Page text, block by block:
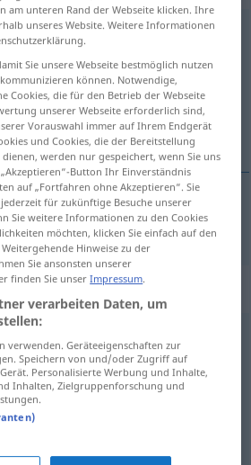
anklicken/antippen)
MIL
für "halt"
am unteren Rand der Webseite klicken. Ihre
unseres Website. Weitere Informationen
Sie unsere Webseite bestmöglich nutzen
können. Notwendige,
Cookies, die für den Betrieb der Webseite
unserer Webseite erforderlich sind,
Vorauswahl immer auf Ihrem Endgerät
und Cookies, die der Bereitstellung
werden nur gespeichert, wenn Sie uns
Button Ihr Einverständnis
auf „Fortfahren ohne Akzeptieren“. Sie
für zukünftige Besuche unserer
Sie weitere Informationen zu den Cookies
möchten, klicken Sie einfach auf den
Hinweise zu der
Sie ansonsten unserer
finden Sie unserImpressum.
verarbeiten Daten, um
verwenden. Geräteeigenschaften zur
Speichern von und/oder Zugriff auf
Personalisierte Werbung und Inhalte,
Inhalten, Zielgruppenforschung und